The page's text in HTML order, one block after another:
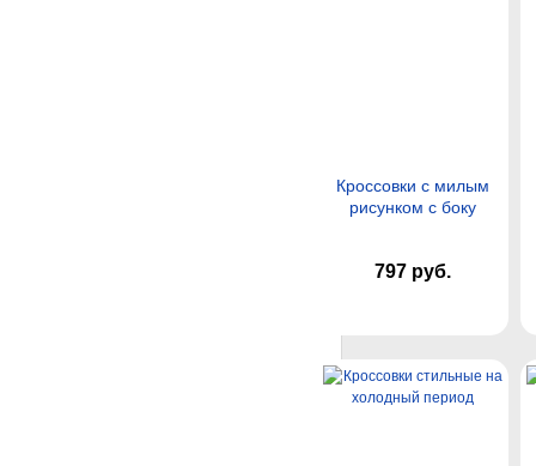
Кроссовки с милым
рисунком с боку
797 руб.